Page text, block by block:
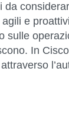
da
e
sulle
In